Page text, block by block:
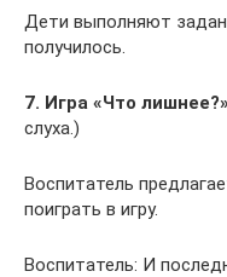
Дети выполняют
получилось.
7. Игра «Что
слуха.)
Воспитатель
поиграть в игру.
Воспитатель: И